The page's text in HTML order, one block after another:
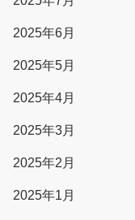
2025年6月
2025年5月
2025年4月
2025年3月
2025年2月
2025年1月